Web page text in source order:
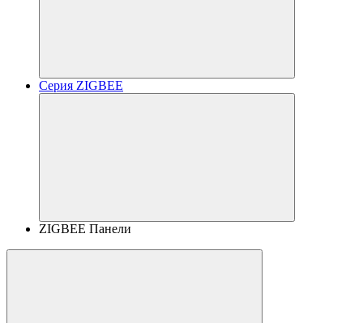
Серия ZIGBEE
ZIGBEE Панели